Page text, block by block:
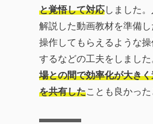
と覚悟して対応しました
解説した動画教材を準備
操作してもらえるような
するなどの工夫をしました
場との間で効率化が大き
を共有したことも良かった